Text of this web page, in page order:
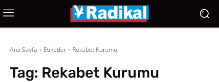
Ana Sayfa Etiketler Rekabet Kurumu
Tag: Rekabet Kurumu